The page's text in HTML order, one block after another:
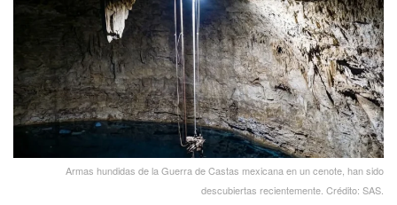
Armas hundidas de la Guerra de Castas mexicana en un cenote, han sido
descubiertas recientemente. Crédito: SAS.